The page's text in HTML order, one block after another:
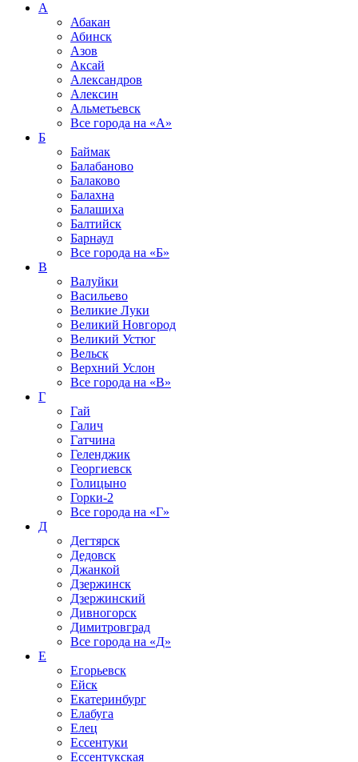
А
Абакан
Абинск
Азов
Аксай
Александров
Алексин
Альметьевск
Все города на «А»
Б
Баймак
Балабаново
Балаково
Балахна
Балашиха
Балтийск
Барнаул
Все города на «Б»
В
Валуйки
Васильево
Великие Луки
Великий Новгород
Великий Устюг
Вельск
Верхний Услон
Все города на «В»
Г
Гай
Галич
Гатчина
Геленджик
Георгиевск
Голицыно
Горки-2
Все города на «Г»
Д
Дегтярск
Дедовск
Джанкой
Дзержинск
Дзержинский
Дивногорск
Димитровград
Все города на «Д»
Е
Егорьевск
Ейск
Екатеринбург
Елабуга
Елец
Ессентуки
Ессентукская